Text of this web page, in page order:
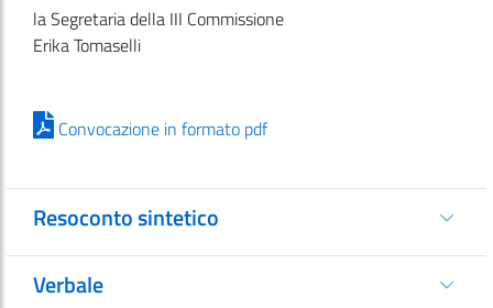
la Segretaria della III Commissione
Erika Tomaselli
Convocazione in formato pdf
Resoconto sintetico
Verbale